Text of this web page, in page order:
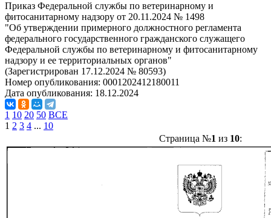
Приказ Федеральной службы по ветеринарному и
фитосанитарному надзору от 20.11.2024 № 1498
"Об утверждении примерного должностного регламента
федерального государственного гражданского служащего
Федеральной службы по ветеринарному и фитосанитарному
надзору и ее территориальных органов"
(Зарегистрирован 17.12.2024 № 80593)
Номер опубликования: 0001202412180011
Дата опубликования: 18.12.2024
1 10 20 50 ВСЕ
1 2 3 4 ... 10
Страница №1 из 10: